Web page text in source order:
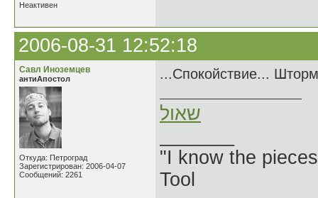
Неактивен
2006-08-31 12:52:18
Савл Иноземцев
антиАпостол
Откуда: Петроград
Зарегистрирован: 2006-04-07
Сообщений: 2261
...Спокойствие...
שאול
"I know the
Tool